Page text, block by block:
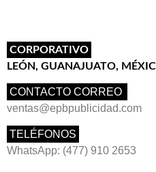
CORPORATIVO
LEÓN, GUANAJUATO,
CONTACTO CORREO
ventas@epbpublicidad.com
TELÉFONOS
WhatsApp: (477) 910 2653